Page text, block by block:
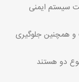
سیستم ایمنی
و همچنین جلوگیری
دو هستند